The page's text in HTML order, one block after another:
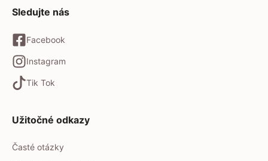
Sledujte nás
Facebook
Instagram
Tik Tok
Užitočné odkazy
Časté otázky